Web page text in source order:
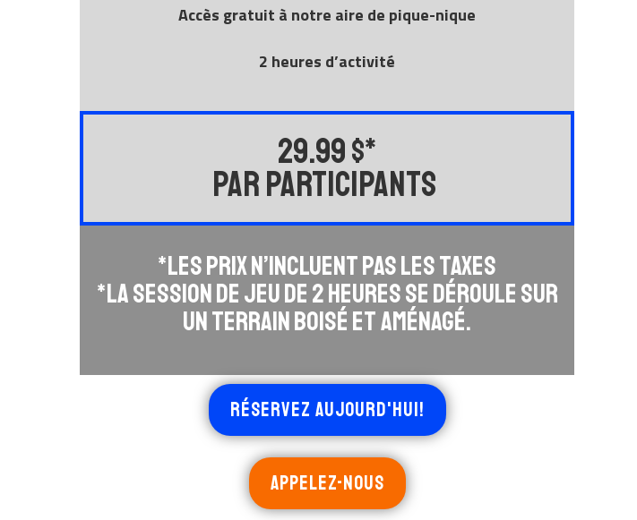
Accès gratuit à notre aire de pique-nique
2 heures d’activité
29.99 $*
PAR PARTICIPANTS
*Les prix n’incluent pas les taxes
*La session de jeu de 2 heures se déroule sur
un terrain boisé et aménagé.
RÉSERVEZ AUJOURD'HUI!
APPELEZ-NOUS